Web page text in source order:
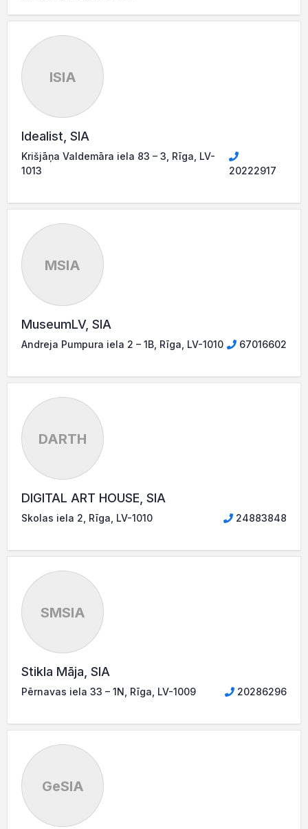
ISIA
Idealist, SIA
Krišjāņa Valdemāra iela 83 – 3, Rīga, LV-
1013
20222917
MSIA
MuseumLV, SIA
Andreja Pumpura iela 2 – 1B, Rīga, LV-1010 67016602
DARTH
DIGITAL ART HOUSE, SIA
Skolas iela 2, Rīga, LV-1010 24883848
SMSIA
Stikla Māja, SIA
Pērnavas iela 33 – 1N, Rīga, LV-1009 20286296
GeSIA